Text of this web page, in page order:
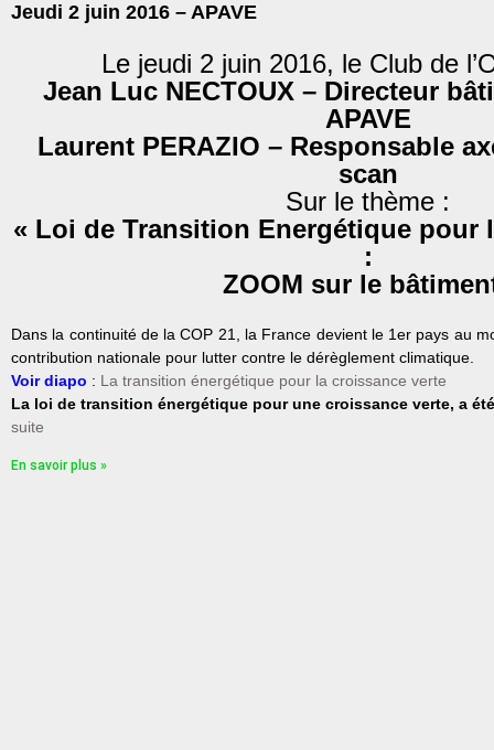
Jeudi 2 juin 2016 – APAVE
Le jeudi 2 juin 2016, le Club de
Jean Luc NECTOUX – Directeur
APAVE
Laurent PERAZIO – Responsable
scan
Sur le thème :
« Loi de Transition Energétique pour
:
ZOOM sur le
Dans la continuité de la COP 21, la France devient le 1er pays au
contribution nationale pour lutter contre le dérèglement climatique.
Voir diapo : La transition énergétique pour la croissance verte
La loi de transition énergétique pour une croissance verte, a
suite
En savoir plus »